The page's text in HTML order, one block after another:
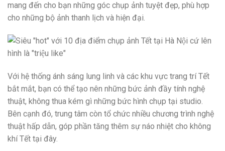
mang đến cho bạn những góc chụp ảnh tuyệt đẹp, phù hợp
cho những bộ ảnh thanh lịch và hiện đại.
Với hệ thống ánh sáng lung linh và các khu vực trang trí Tết
bắt mắt, bạn có thể tạo nên những bức ảnh đầy tính nghệ
thuật, không thua kém gì những bức hình chụp tại studio.
Bên cạnh đó, trung tâm còn tổ chức nhiều chương trình nghệ
thuật hấp dẫn, góp phần tăng thêm sự náo nhiệt cho không
khí Tết tại đây.